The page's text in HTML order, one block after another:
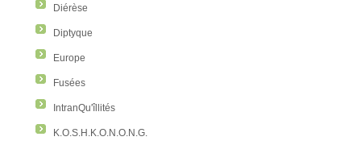
Diérèse
Diptyque
Europe
Fusées
IntranQu'îllités
K.O.S.H.K.O.N.O.N.G.